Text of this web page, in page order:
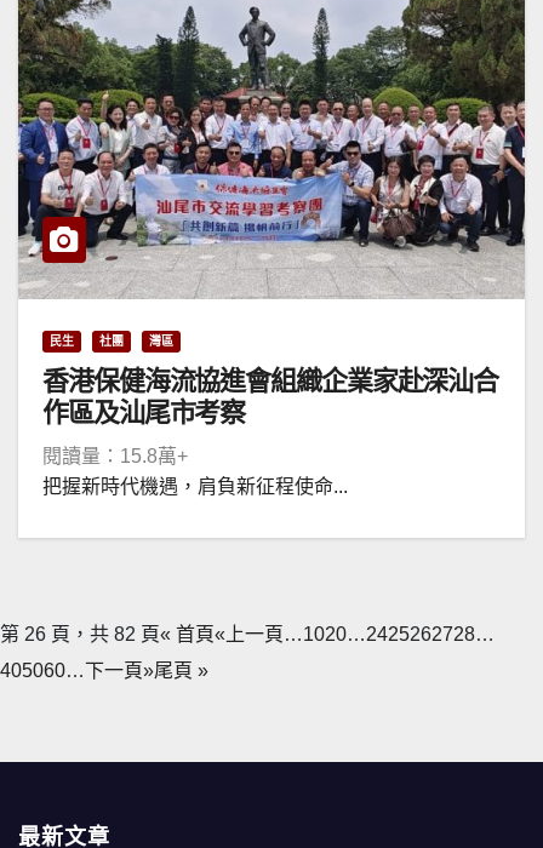
民生 社團 灣區
香港保健海流協進會組織企業家赴深汕合
作區及汕尾市考察
閱讀量：15.8萬+
把握新時代機遇，肩負新征程使命...
第 26 頁，共 82 頁« 首頁«上一頁 …1020…2425262728…
405060…下一頁»尾頁 »
最新文章